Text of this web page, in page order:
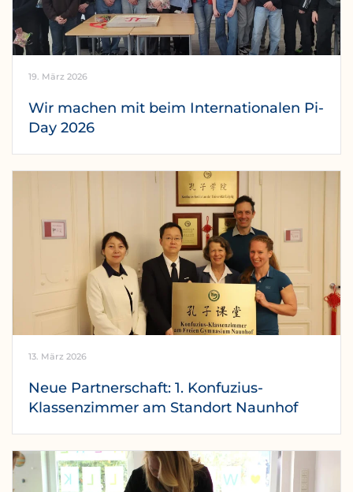
19. März 2026
Wir machen mit beim Internationalen Pi-
Day 2026
13. März 2026
Neue Partnerschaft: 1. Konfuzius-
Klassenzimmer am Standort Naunhof